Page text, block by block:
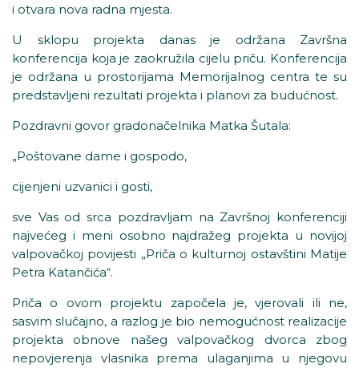
i otvara nova radna mjesta.
U sklopu projekta danas je održana Završna
konferencija koja je zaokružila cijelu priču. Konferencija
je održana u prostorijama Memorijalnog centra te su
predstavljeni rezultati projekta i planovi za budućnost.
Pozdravni govor gradonačelnika Matka Šutala:
„Poštovane dame i gospodo,
cijenjeni uzvanici i gosti,
sve Vas od srca pozdravljam na Završnoj konferenciji
najvećeg i meni osobno najdražeg projekta u novijoj
valpovačkoj povijesti „Priča o kulturnoj ostavštini Matije
Petra Katančića“.
Priča o ovom projektu započela je, vjerovali ili ne,
sasvim slučajno, a razlog je bio nemogućnost realizacije
projekta obnove našeg valpovačkog dvorca zbog
nepovjerenja vlasnika prema ulaganjima u njegovu